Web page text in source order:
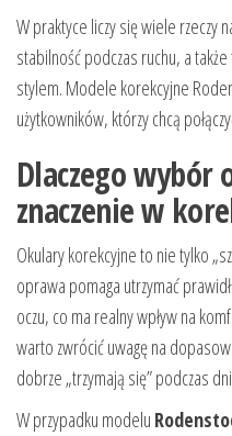
W praktyce liczy się wiele rzeczy
stabilność podczas ruchu, a
stylem. Modele korekcyjne
użytkowników, którzy chcą
Dlaczego wybór
znaczenie w
Okulary korekcyjne to nie tylko
oprawa pomaga utrzymać
oczu, co ma realny wpływ na
warto zwrócić uwagę na
dobrze „trzymają się” podczas
W przypadku modelu